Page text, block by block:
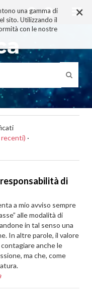
×
una gamma di
sito. Utilizzando il
con le nostre
recenti) ·
di
a mio avviso sempre
alle modalità di
in tal senso una
In altre parole, il valore
anche le
ma che, come